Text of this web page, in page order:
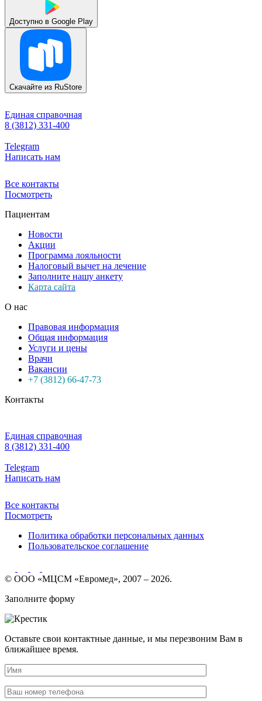
Доступно в Google Play
Скачайте из RuStore
Единая справочная
8 (3812) 331-400
Telegram
Написать нам
Все контакты
Посмотреть
Пациентам
Новости
Акции
Программа лояльности
Налоговый вычет на лечение
Заполните нашу анкету
Карта сайта
О нас
Правовая информация
Общая информация
Услуги и цены
Врачи
Вакансии
+7 (3812) 66-47-73
Контакты
Единая справочная
8 (3812) 331-400
Telegram
Написать нам
Все контакты
Посмотреть
Политика обработки персональных данных
Пользовательское соглашение
© ООО «МЦСМ «Евромед», 2007 – 2026.
Заполните форму
Оставьте свои контактные данные, и мы перезвоним Вам в
ближайшее время.